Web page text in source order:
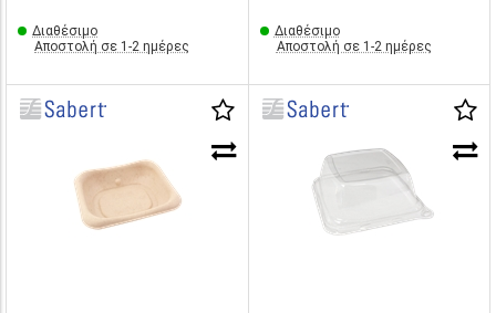
Διαθέσιμο
Αποστολή σε 1-2 ημέρες
Διαθέσιμο
Αποστολή σε 1-2 ημέρες